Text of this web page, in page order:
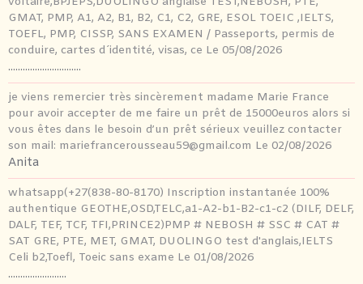
GMAT, PMP, A1, A2, B1, B2, C1, C2, GRE, ESOL TOEIC ,IELTS,
TOEFL, PMP, CISSP, SANS EXAMEN / Passeports, permis de
conduire, cartes d´identité, visas, ce Le 05/08/2026
..............................
je viens remercier très sincèrement madame Marie France
pour avoir accepter de me faire un prêt de 15000euros alors si
vous êtes dans le besoin d’un prêt sérieux veuillez contacter
son mail: mariefrancerousseau59@gmail.com Le 02/08/2026
Anita
whatsapp(+27(838-80-8170) Inscription instantanée 100%
authentique GEOTHE,OSD,TELC,a1-A2-b1-B2-c1-c2 (DILF, DELF,
DALF, TEF, TCF, TFI,PRINCE2)PMP # NEBOSH # SSC # CAT #
SAT GRE, PTE, MET, GMAT, DUOLINGO test d'anglais,IELTS
Celi b2,Toefl, Toeic sans exame Le 01/08/2026
........................